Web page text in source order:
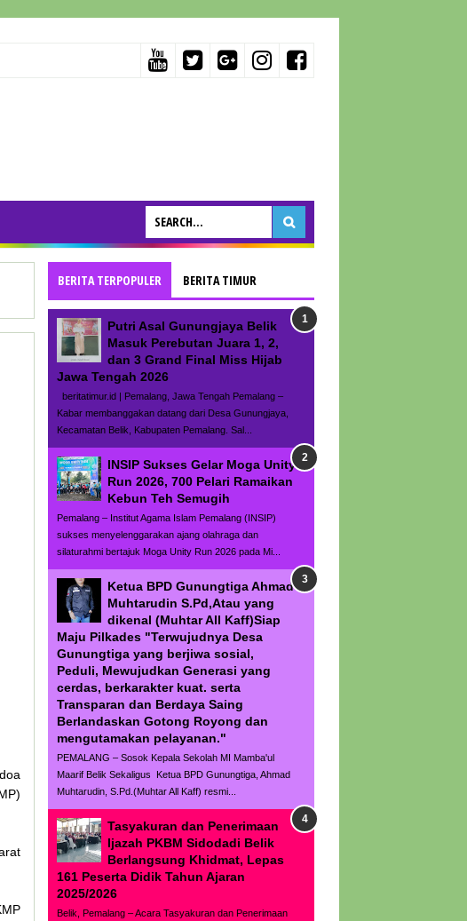
BERITA TERPOPULER BERITA TIMUR
Putri Asal Gunungjaya Belik
Masuk Perebutan Juara 1, 2,
dan 3 Grand Final Miss Hijab
Jawa Tengah 2026
beritatimur.id | Pemalang, Jawa Tengah Pemalang –
Kabar membanggakan datang dari Desa Gunungjaya,
Kecamatan Belik, Kabupaten Pemalang. Sal...
INSIP Sukses Gelar Moga Unity
Run 2026, 700 Pelari Ramaikan
Kebun Teh Semugih
Pemalang – Institut Agama Islam Pemalang (INSIP)
sukses menyelenggarakan ajang olahraga dan
silaturahmi bertajuk Moga Unity Run 2026 pada Mi...
Ketua BPD Gunungtiga Ahmad
Muhtarudin S.Pd,Atau yang
dikenal (Muhtar All Kaff)Siap
Maju Pilkades "Terwujudnya Desa
Gunungtiga yang berjiwa sosial,
Peduli, Mewujudkan Generasi yang
cerdas, berkarakter kuat. serta
Transparan dan Berdaya Saing
Berlandaskan Gotong Royong dan
mengutamakan pelayanan."
PEMALANG – Sosok Kepala Sekolah MI Mamba'ul
Maarif Belik Sekaligus Ketua BPD Gunungtiga, Ahmad
Muhtarudin, S.Pd.(Muhtar All Kaff) resmi...
Tasyakuran dan Penerimaan
Ijazah PKBM Sidodadi Belik
Berlangsung Khidmat, Lepas
161 Peserta Didik Tahun Ajaran
2025/2026
Belik, Pemalang – Acara Tasyakuran dan Penerimaan